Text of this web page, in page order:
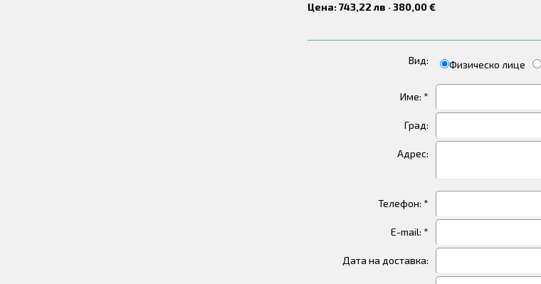
Цена: 743,22 лв · 380,00 €
Вид: Физическо лице
Име: *
Град:
Адрес:
Телефон: *
E-mail: *
Дата на доставка: